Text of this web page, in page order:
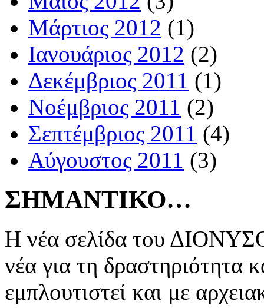
Μάρτιος 2012 (1)
Ιανουάριος 2012 (2)
Δεκέμβριος 2011 (1)
Νοέμβριος 2011 (2)
Σεπτέμβριος 2011 (4)
Αύγουστος 2011 (3)
ΣΗΜΑΝΤΙΚΟ…
Η νέα σελίδα του
νέα για τη δραστηριότητα
εμπλουτιστεί και με